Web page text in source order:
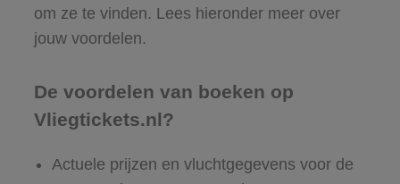
om ze te vinden. Lees hieronder meer over
jouw voordelen.
De voordelen van boeken op
Vliegtickets.nl?
Actuele prijzen en vluchtgegevens voor de